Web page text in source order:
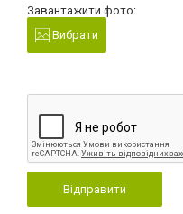
Завантажити фото:
Вибрати
Відправити